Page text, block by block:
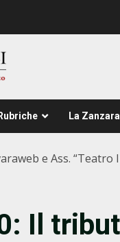
Rubriche La
e Ass. “Teatro
Il